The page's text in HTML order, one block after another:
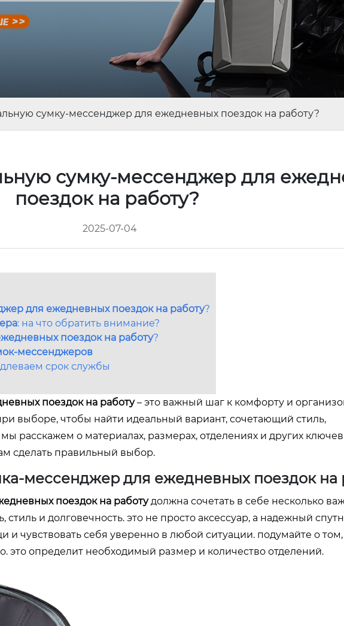
сумку-мессенджер для ежедневных поездок на работу?
сумку-мессенджер для
поездок на работу?
2025-07-04
для ежедневных поездок на работу?
: на что обратить внимание?
поездок на работу?
мессенджеров
срок службы
поездок на работу– это важный шаг к комфорту и
выборе, чтобы найти идеальный вариант, сочетающий стиль,
расскажем о материалах, размерах, отделениях и других
сделать правильный выбор.
мессенджер для ежедневных поездок на
поездок на работудолжна сочетать в себе несколько
стиль и долговечность. это не просто аксессуар, а надежный
и чувствовать себя уверенно в любой ситуации. подумайте о
это определит необходимый размер и количество отделений.